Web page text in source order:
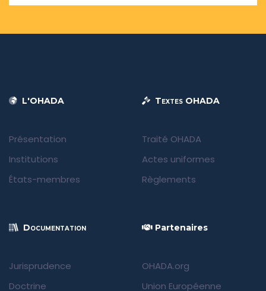
L'OHADA
Présentation
Institutions
États-membres
Textes OHADA
Traité OHADA
Actes uniformes
Règlements
Documentation
Jurisprudence
Doctrine
Partenaires
OHADA.org
Union Européenne